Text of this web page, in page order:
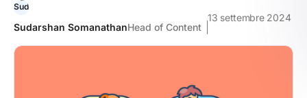
Sudarshan SomanathanHead of Content
13 settembre 2024